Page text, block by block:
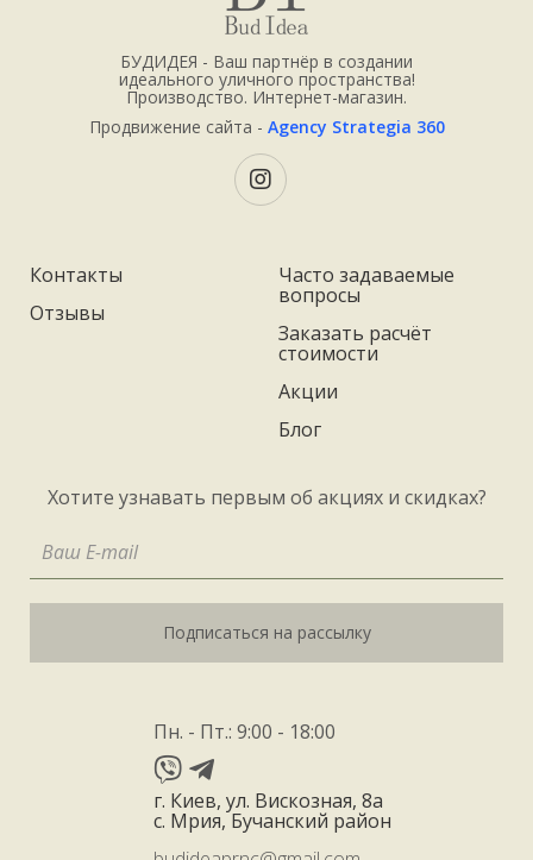
БУДИДЕЯ - Ваш партнёр в создании
идеального уличного пространства!
Производство. Интернет-магазин.
Продвижение сайта - Agency Strategia 360
Контакты
Отзывы
Часто задаваемые
вопросы
Заказать расчёт
стоимости
Акции
Блог
Хотите узнавать первым об акциях и скидках?
Подписаться на рассылку
Пн. - Пт.: 9:00 - 18:00
г. Киев, ул. Вискозная, 8а
с. Мрия, Бучанский район